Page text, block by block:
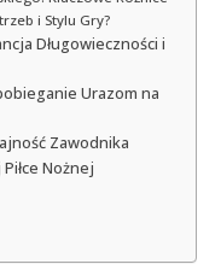
i Stylu Gry?
Długowieczności i
Urazom na
Zawodnika
Nożnej